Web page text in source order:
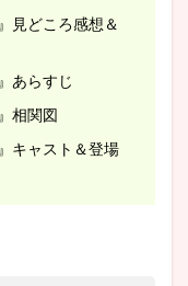
見どころ感想＆
あらすじ
相関図
キャスト＆登場